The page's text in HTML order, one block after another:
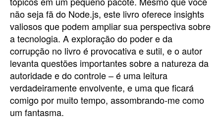
não seja fã do Node.js, este livro oferece insights
valiosos que podem ampliar sua perspectiva sobre
a tecnologia. A exploração do poder e da
corrupção no livro é provocativa e sutil, e o autor
levanta questões importantes sobre a natureza da
autoridade e do controle – é uma leitura
verdadeiramente envolvente, e uma que ficará
comigo por muito tempo, assombrando-me como
um fantasma.